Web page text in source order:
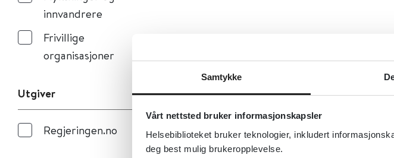
Samtykke
Vårt nettsted bruker informasjonskapsler
Helsebiblioteket bruker teknologier, inkludert
deg best mulig brukeropplevelse.
innvandrere
Frivillige
organisasjoner
Utgiver
Regjeringen.no